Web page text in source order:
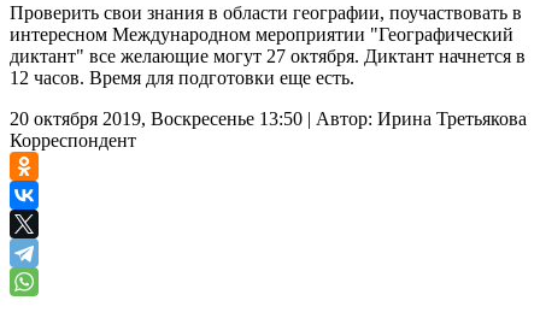
Проверить свои знания в области географии, поучаствовать в
интересном Международном мероприятии "Географический
диктант" все желающие могут 27 октября. Диктант начнется в
12 часов. Время для подготовки еще есть.
20 октября 2019, Воскресенье 13:50 | Автор: Ирина Третьякова
Корреспондент